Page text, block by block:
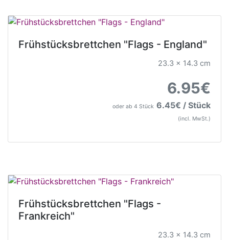
Frühstücksbrettchen "Flags - England"
23.3 x 14.3 cm
6.95€
oder ab 4 Stück 6.45€ / Stück
(incl. MwSt.)
Frühstücksbrettchen "Flags -
Frankreich"
23.3 x 14.3 cm